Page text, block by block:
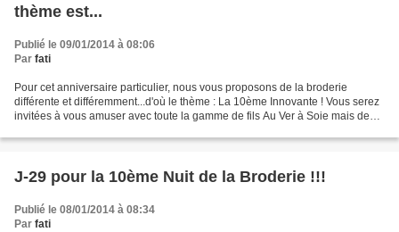
thème est...
Publié le 09/01/2014 à 08:06
Par fati
Pour cet anniversaire particulier, nous vous proposons de la broderie
différente et différemment...d'où le thème : La 10ème Innovante ! Vous serez
invitées à vous amuser avec toute la gamme de fils Au Ver à Soie mais de
J-29 pour la 10ème Nuit de la Broderie !!!
Publié le 08/01/2014 à 08:34
Par fati